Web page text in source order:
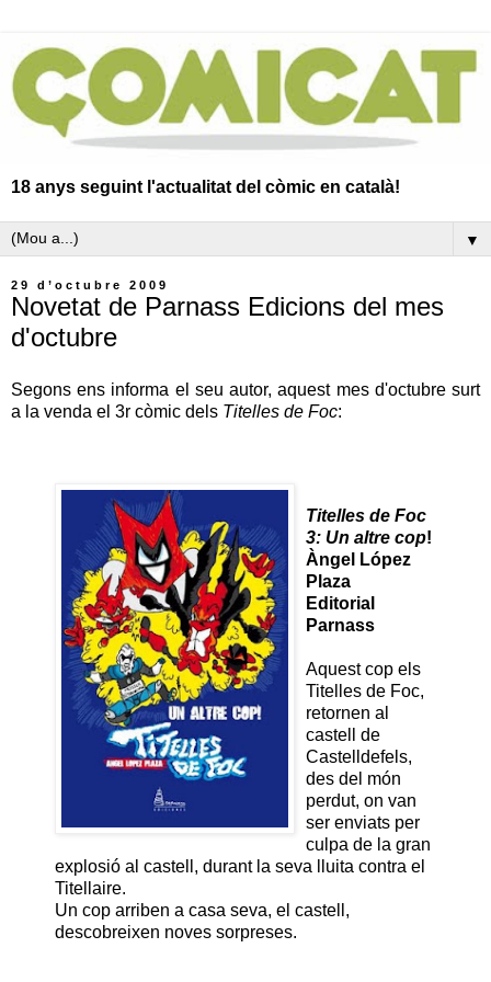
18 anys seguint l'actualitat del còmic en català!
▼
29 d’octubre 2009
Novetat de Parnass Edicions del mes
d'octubre
Segons ens informa el seu autor, aquest mes d'octubre surt
a la venda el 3r còmic dels Titelles de Foc:
Titelles de Foc
3: Un altre cop!
Àngel López
Plaza
Editorial
Parnass
Aquest cop els
Titelles de Foc,
retornen al
castell de
Castelldefels,
des del món
perdut, on van
ser enviats per
culpa de la gran
explosió al castell, durant la seva lluita contra el
Titellaire.
Un cop arriben a casa seva, el castell,
descobreixen noves sorpreses.